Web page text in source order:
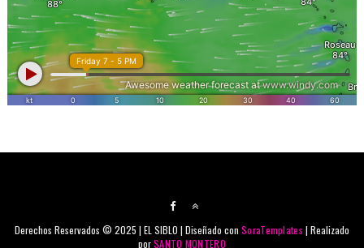
Derechos Reservados © 2025 | EL SIBLO | Diseñado conSoraTemplates | Realizado
porSANTO MONTERO